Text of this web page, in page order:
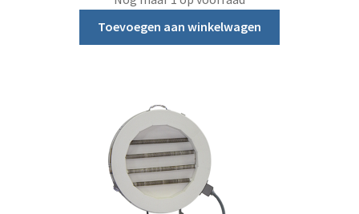
Toevoegen aan winkelwagen